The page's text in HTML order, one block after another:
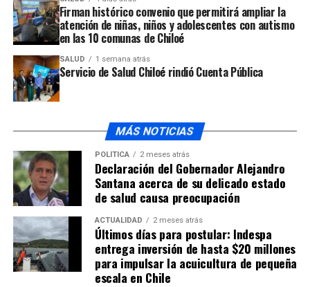
religiosa de Jesús Nazareno
NO TE PIERDAS
En Ancud se desarrolla “Campamento Diocesano”
Firman histórico convenio que permitirá ampliar la
atención de niñas, niños y adolescentes con autismo
en las 10 comunas de Chiloé
SALUD 1 semana atrás
Servicio de Salud Chiloé rindió Cuenta Pública
MÁS NOTICIAS
POLÍTICA 2 meses atrás
Declaración del Gobernador Alejandro
Santana acerca de su delicado estado
de salud causa preocupación
ACTUALIDAD 2 meses atrás
Últimos días para postular: Indespa
entrega inversión de hasta $20 millones
para impulsar la acuicultura de pequeña
escala en Chile